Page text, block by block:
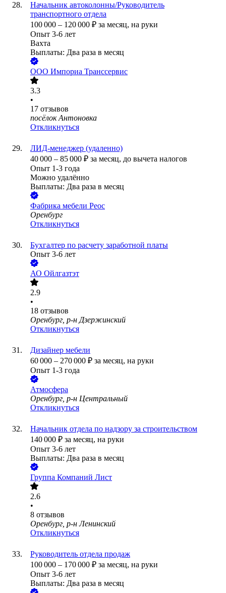
Начальник автоколонны/Руководитель
транспортного отдела
100 000 – 120 000 ₽ за месяц, на руки
Опыт 3-6 лет
Вахта
Выплаты: Два раза в месяц
ООО Импориа Транссервис
3.3
•
17 отзывов
посёлок Антоновка
Откликнуться
ЛИД-менеджер (удаленно)
40 000 – 85 000 ₽ за месяц, до вычета налогов
Опыт 1-3 года
Можно удалённо
Выплаты: Два раза в месяц
Фабрика мебели Реос
Оренбург
Откликнуться
Бухгалтер по расчету заработной платы
Опыт 3-6 лет
АО Ойлгазтэт
2.9
•
18 отзывов
Оренбург, р-н Дзержинский
Откликнуться
Дизайнер мебели
60 000 – 270 000 ₽ за месяц, на руки
Опыт 1-3 года
Атмосфера
Оренбург, р-н Центральный
Откликнуться
Начальник отдела по надзору за строительством
140 000 ₽ за месяц, на руки
Опыт 3-6 лет
Выплаты: Два раза в месяц
Группа Компаний Лист
2.6
•
8 отзывов
Оренбург, р-н Ленинский
Откликнуться
Руководитель отдела продаж
100 000 – 170 000 ₽ за месяц, на руки
Опыт 3-6 лет
Выплаты: Два раза в месяц